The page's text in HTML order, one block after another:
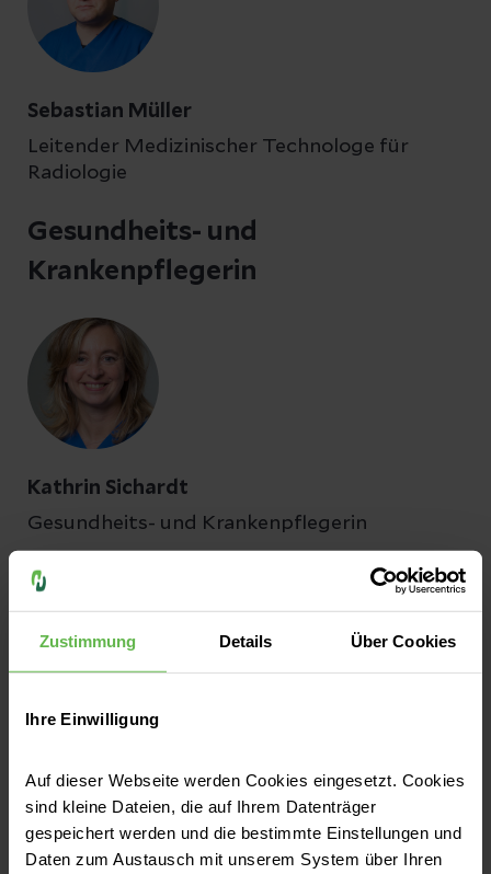
Zustimmung Details Über Cookies
Ihre Einwilligung
Auf dieser Webseite werden Cookies eingesetzt. Cookies
sind kleine Dateien, die auf Ihrem Datenträger
gespeichert werden und die bestimmte Einstellungen und
Daten zum Austausch mit unserem System über Ihren
Sebastian Müller
Leitender Medizinischer Technologe für
Radiologie
Gesundheits- und
Krankenpflegerin
Kathrin Sichardt
Gesundheits- und Krankenpflegerin
Medizinphysikexperte
Tobias Kaffka
Medizinphysikexperte